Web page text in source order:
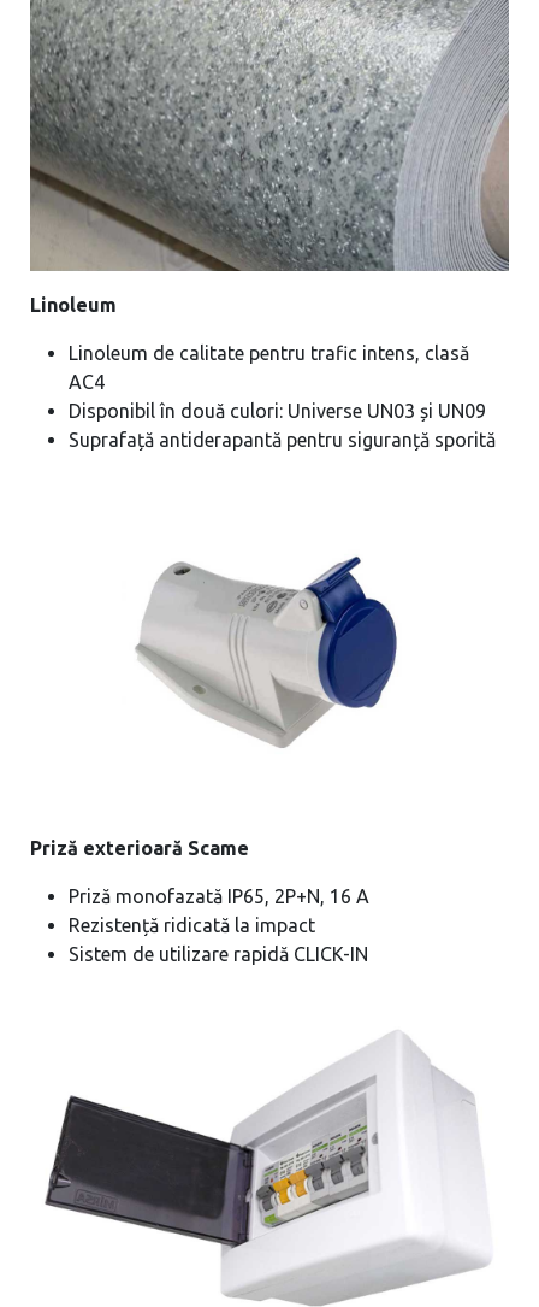
Linoleum
Linoleum de calitate pentru trafic intens, clasă
AC4
Disponibil în două culori: Universe UN03 și UN09
Suprafață antiderapantă pentru siguranță sporită
Priză exterioară Scame
Priză monofazată IP65, 2P+N, 16 A
Rezistență ridicată la impact
Sistem de utilizare rapidă CLICK-IN